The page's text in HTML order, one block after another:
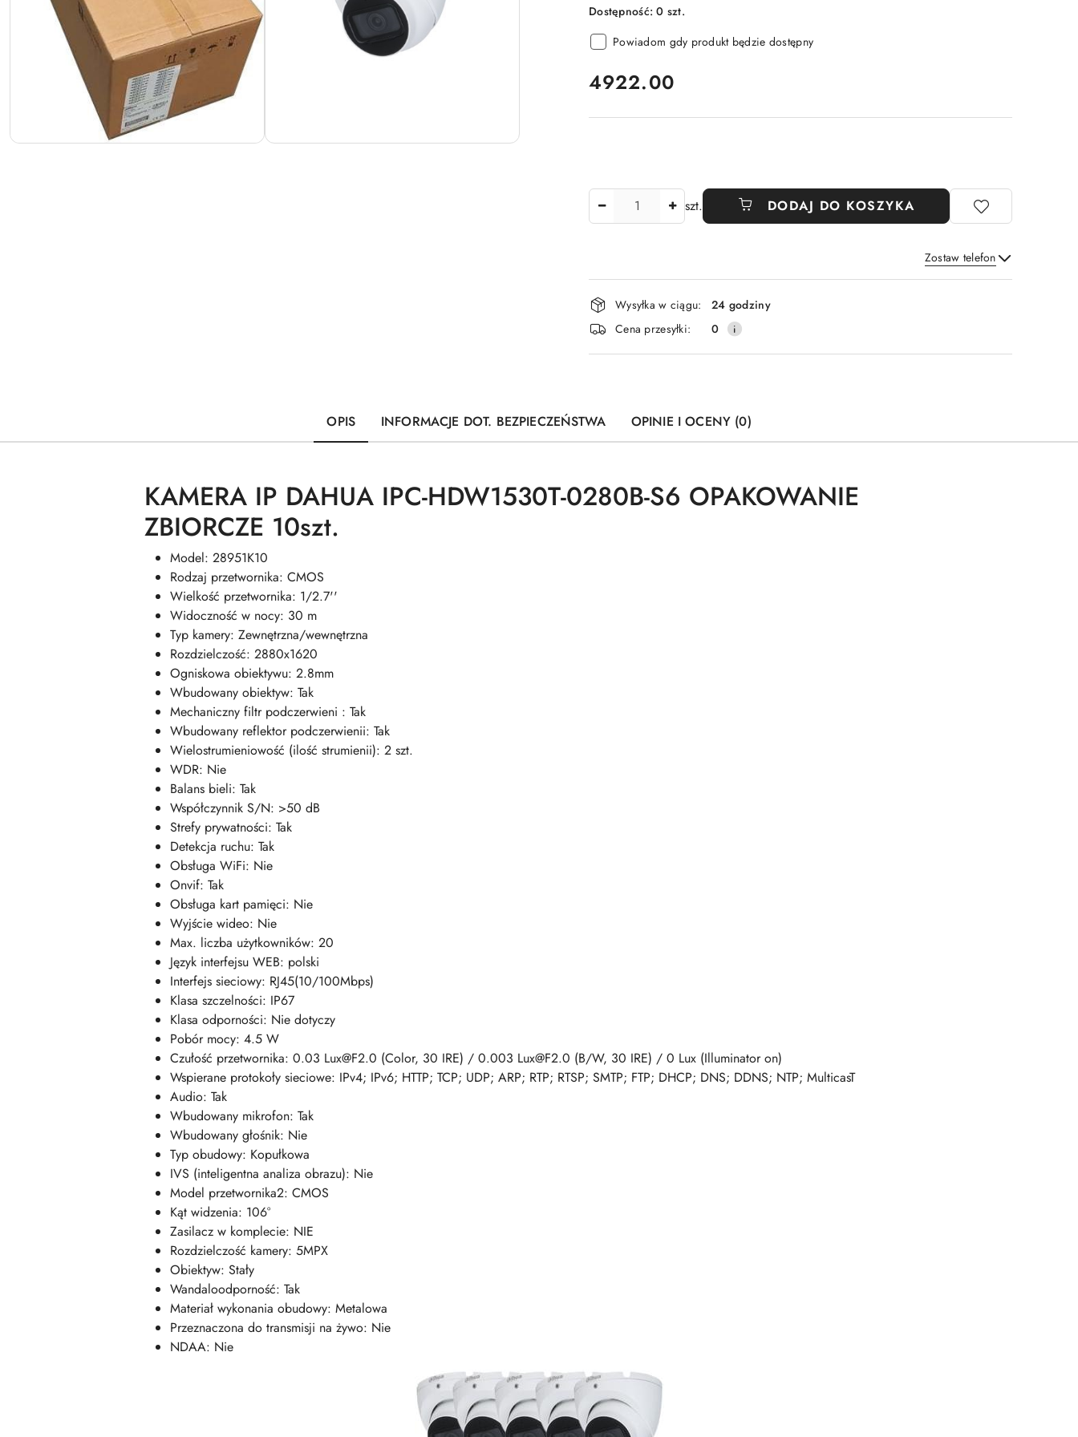
Dostępność:0 szt.
Powiadom gdy produkt będzie dostępny
cena:
4922.00
szt. DODAJ DO KOSZYKA
Zostaw telefon
Wyślij
Dostępność
i
dostawa
Wysyłka w ciągu:
24 godziny
Cena przesyłki:
0
OPIS INFORMACJE DOT. BEZPIECZEŃSTWA OPINIE I OCENY (0)
KAMERA IP DAHUA IPC-HDW1530T-0280B-S6 OPAKOWANIE
ZBIORCZE 10szt.
Model: 28951K10
Rodzaj przetwornika: CMOS
Wielkość przetwornika: 1/2.7''
Widoczność w nocy: 30 m
Typ kamery: Zewnętrzna/wewnętrzna
Rozdzielczość: 2880x1620
Ogniskowa obiektywu: 2.8mm
Wbudowany obiektyw: Tak
Mechaniczny filtr podczerwieni : Tak
Wbudowany reflektor podczerwienii: Tak
Wielostrumieniowość (ilość strumienii): 2 szt.
WDR: Nie
Balans bieli: Tak
Współczynnik S/N: >50 dB
Strefy prywatności: Tak
Detekcja ruchu: Tak
Obsługa WiFi: Nie
Onvif: Tak
Obsługa kart pamięci: Nie
Wyjście wideo: Nie
Max. liczba użytkowników: 20
Język interfejsu WEB: polski
Interfejs sieciowy: RJ45(10/100Mbps)
Klasa szczelności: IP67
Klasa odporności: Nie dotyczy
Pobór mocy: 4.5 W
Czułość przetwornika: 0.03 Lux@F2.0 (Color, 30 IRE) / 0.003 Lux@F2.0 (B/W, 30 IRE) / 0 Lux (Illuminator on)
Wspierane protokoły sieciowe: IPv4; IPv6; HTTP; TCP; UDP; ARP; RTP; RTSP; SMTP; FTP; DHCP; DNS; DDNS; NTP; MulticasT
Audio: Tak
Wbudowany mikrofon: Tak
Wbudowany głośnik: Nie
Typ obudowy: Kopułkowa
IVS (inteligentna analiza obrazu): Nie
Model przetwornika2: CMOS
Kąt widzenia: 106°
Zasilacz w komplecie: NIE
Rozdzielczość kamery: 5MPX
Obiektyw: Stały
Wandaloodporność: Tak
Materiał wykonania obudowy: Metalowa
Przeznaczona do transmisji na żywo: Nie
NDAA: Nie